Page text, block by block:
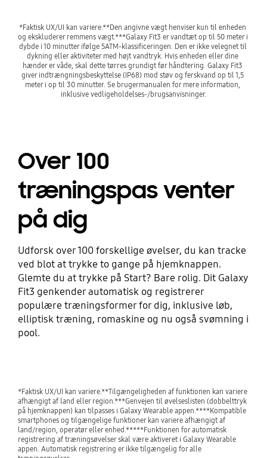
*Faktisk UX/UI kan variere.**Den angivne vægt henviser kun til enheden
og ekskluderer remmens vægt.***Galaxy Fit3 er vandtæt op til 50 meter i
dybde i 10 minutter ifølge 5ATM-klassificeringen. Den er ikke velegnet til
dykning eller aktiviteter med højt vandtryk. Hvis enheden eller dine
hænder er våde, skal dette tørres grundigt før håndtering. Galaxy Fit3
giver indtrængningsbeskyttelse (IP68) mod støv og ferskvand op til 1,5
meter i op til 30 minutter. Se brugermanualen for mere information,
inklusive vedligeholdelses-/brugsanvisninger.
Over 100
træningspas venter
på dig
Udforsk over 100 forskellige øvelser, du kan tracke
ved blot at trykke to gange på hjemknappen.
Glemte du at trykke på Start? Bare rolig. Dit Galaxy
Fit3 genkender automatisk og registrerer
populære træningsformer for dig, inklusive løb,
elliptisk træning, romaskine og nu også svømning i
pool.
*Faktisk UX/UI kan variere.**Tilgængeligheden af funktionen kan variere
afhængigt af land eller region.***Genvejen til øvelseslisten (dobbelttryk
på hjemknappen) kan tilpasses i Galaxy Wearable appen.****Kompatible
smartphones og tilgængelige funktioner kan variere afhængigt af
land/region, operatør eller enhed.*****Funktionen for automatisk
registrering af træningsøvelser skal være aktiveret i Galaxy Wearable
appen. Automatisk registrering er ikke tilgængelig for alle